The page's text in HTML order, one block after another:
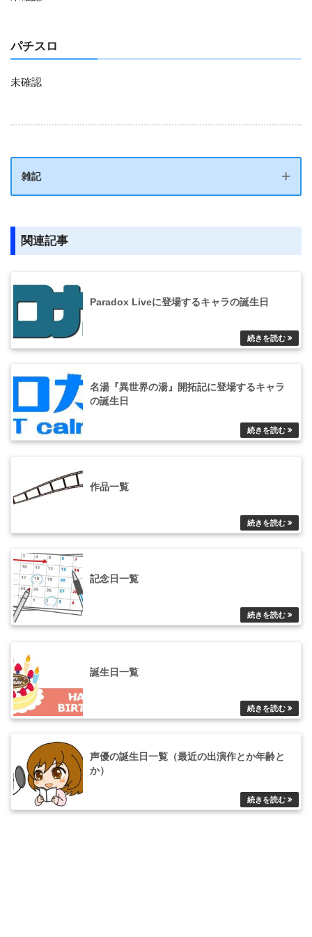
パチスロ
未確認
雑記
決定！ ショートアニメ続編4話も2024年秋放
関連記事
Paradox Liveに登場するキャラの誕生日
名湯『異世界の湯』開拓記に登場するキャラ
の誕生日
作品一覧
記念日一覧
誕生日一覧
声優の誕生日一覧（最近の出演作とか年齢と
か）